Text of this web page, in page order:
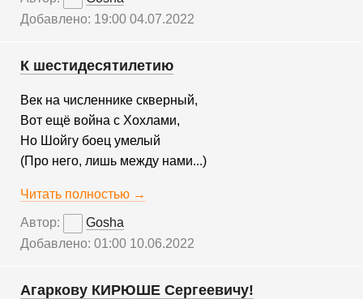
Добавлено: 19:00 04.07.2022
К шестидесятилетию
Век на численнике скверный,
Вот ещё война с Хохлами,
Но Шойгу боец умелый
(Про него, лишь между нами...)
Читать полностью →
Автор:
Gosha
Добавлено: 01:00 10.06.2022
Агаркову КИРЮШЕ Сергеевичу!